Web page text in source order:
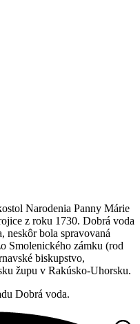
Narodenia Panny Márie
z roku 1730. Dobrá voda
neskôr bola spravovaná
Smolenického zámku (rod
biskupstvo,
župu v Rakúsko-Uhorsku.
Dobrá voda.